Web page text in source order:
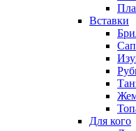
Вставки
Для кого